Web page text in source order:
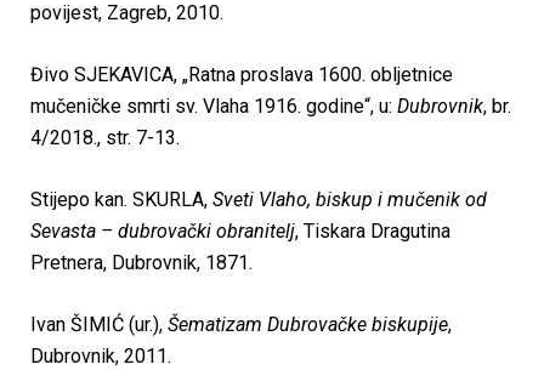
povijest, Zagreb, 2010.
Đivo SJEKAVICA, „Ratna proslava 1600. obljetnice
mučeničke smrti sv. Vlaha 1916. godine“, u: Dubrovnik, br.
4/2018., str. 7-13.
Stijepo kan. SKURLA, Sveti Vlaho, biskup i mučenik od
Sevasta – dubrovački obranitelj, Tiskara Dragutina
Pretnera, Dubrovnik, 1871.
Ivan ŠIMIĆ (ur.), Šematizam Dubrovačke biskupije,
Dubrovnik, 2011.